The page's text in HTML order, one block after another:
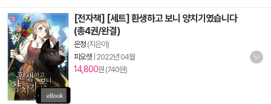
[전자책] [세트] 환생하고 보니 양치기였습니다
(총4권/완결)
온정 (지은이)
피오렛 2022년 04월
14,800원 (740원)